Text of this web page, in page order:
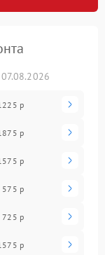
р
р
р
575 р
725 р
р